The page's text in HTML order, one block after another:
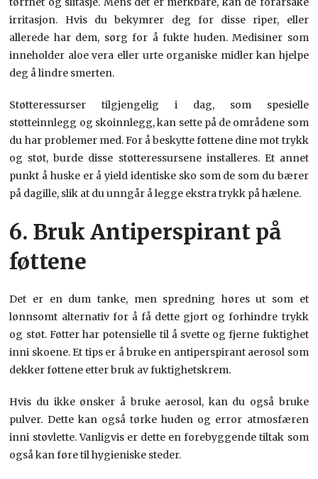
irritasjon. Hvis du bekymrer deg for disse riper, eller
allerede har dem, sørg for å fukte huden. Medisiner som
inneholder aloe vera eller urte organiske midler kan hjelpe
deg å lindre smerten.
Støtteressurser tilgjengelig i dag, som spesielle
støtteinnlegg og skoinnlegg, kan sette på de områdene som
du har problemer med. For å beskytte føttene dine mot trykk
og støt, burde disse støtteressursene installeres. Et annet
punkt å huske er å yield identiske sko som de som du bærer
på dagille, slik at du unngår å legge ekstra trykk på hælene.
6. Bruk Antiperspirant på
føttene
Det er en dum tanke, men spredning høres ut som et
lønnsomt alternativ for å få dette gjort og forhindre trykk
og støt. Føtter har potensielle til å svette og fjerne fuktighet
inni skoene. Et tips er å bruke en antiperspirant aerosol som
dekker føttene etter bruk av fuktighetskrem.
Hvis du ikke ønsker å bruke aerosol, kan du også bruke
pulver. Dette kan også tørke huden og error atmosfæren
inni støvlette. Vanligvis er dette en forebyggende tiltak som
også kan føre til hygieniske steder.